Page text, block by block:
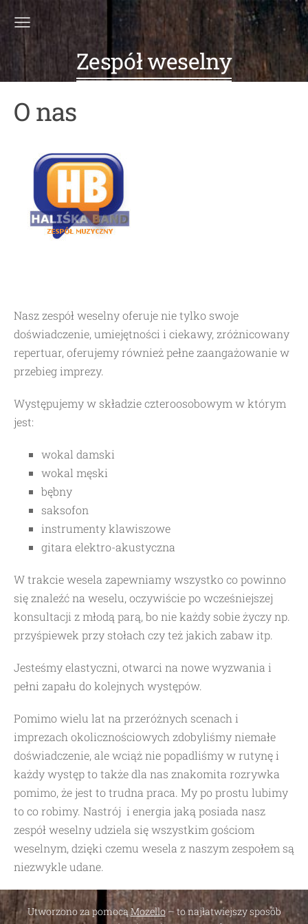
Zespół weselny
O nas
Nasz zespół weselny oferuje nie tylko swoje
doświadczenie, umiejętności i ciekawy, zróżnicowany
repertuar, oferujemy również pełne zaangażowanie w
przebieg imprezy.
Występujemy w składzie czteroosobowym w którym
jest:
wokal damski
wokal męski
bębny
saksofon
instrumenty klawiszowe
gitara elektro-akustyczna
W trakcie wesela zapewniamy wszystko co powinno
się znaleźć na weselu, oczywiście po wcześniejszej
konsultacji z młodą parą, bo nie każdy sobie życzy np.
przyśpiewek przy stołach czy też jakich zabaw itp.
Jesteśmy elastyczni, otwarci na nowe wyzwania i
pełni zapału do kolejnych występów.
Pomimo wielu lat na przeróżnych scenach i
imprezach okolicznościowych zdobyliśmy niemałe
doświadczenie, ale wciąż nie popadliśmy w rutynę i
każdy występ to także dla nas znakomita rozrywka
pomimo, że jest to trudna praca. My po prostu lubimy
to co robimy. Nastrój i energia jaką posiada nasz
zespół weselny udziela się wszystkim gościom
weselnym, dzięki czemu wesela z naszym zespołem są
niezwykle udane.
Utworzono za pomocąMozello– to najłatwiejszy sposób